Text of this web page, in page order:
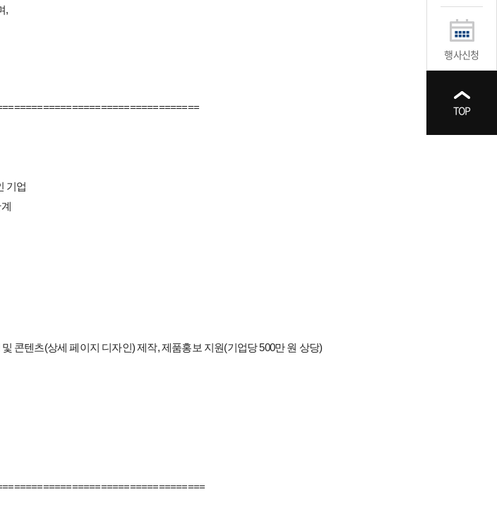
행사신청
TOP
,
기업
콘텐츠(상세 페이지 디자인) 제작, 제품홍보 지원(기업당 500만 원 상당)